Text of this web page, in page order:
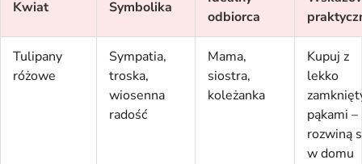
Kwiat Symbolika
odbiorca
Tulipany
różowe
Sympatia,
troska,
wiosenna
radość
Mama,
siostra,
koleżanka
Kupuj z
lekko
pąkami –
rozwiną
w domu